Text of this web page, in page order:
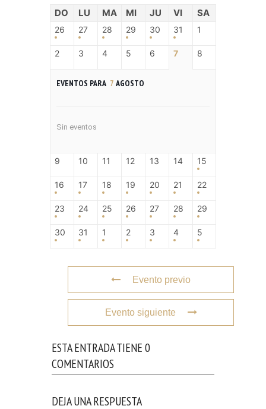
DO LU MA MI JU VI SA
26 27 28 29 30 31 1
2 3 4 5 6 7 8
EVENTOS PARA 7 AGOSTO
Sin eventos
9 10 11 12 13 14 15
16 17 18 19 20 21 22
23 24 25 26 27 28 29
30 31 1 2 3 4 5
Evento previo
Evento siguiente
ESTA ENTRADA TIENE 0
COMENTARIOS
DEJA UNA RESPUESTA